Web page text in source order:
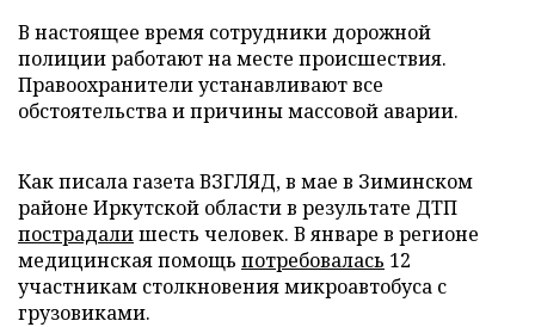
В настоящее время сотрудники дорожной
полиции работают на месте происшествия.
Правоохранители устанавливают все
обстоятельства и причины массовой аварии.
Как писала газета ВЗГЛЯД, в мае в Зиминском
районе Иркутской области в результате ДТП
пострадалишесть человек. В январе в регионе
медицинская помощь потребовалась 12
участникам столкновения микроавтобуса с
грузовиками.